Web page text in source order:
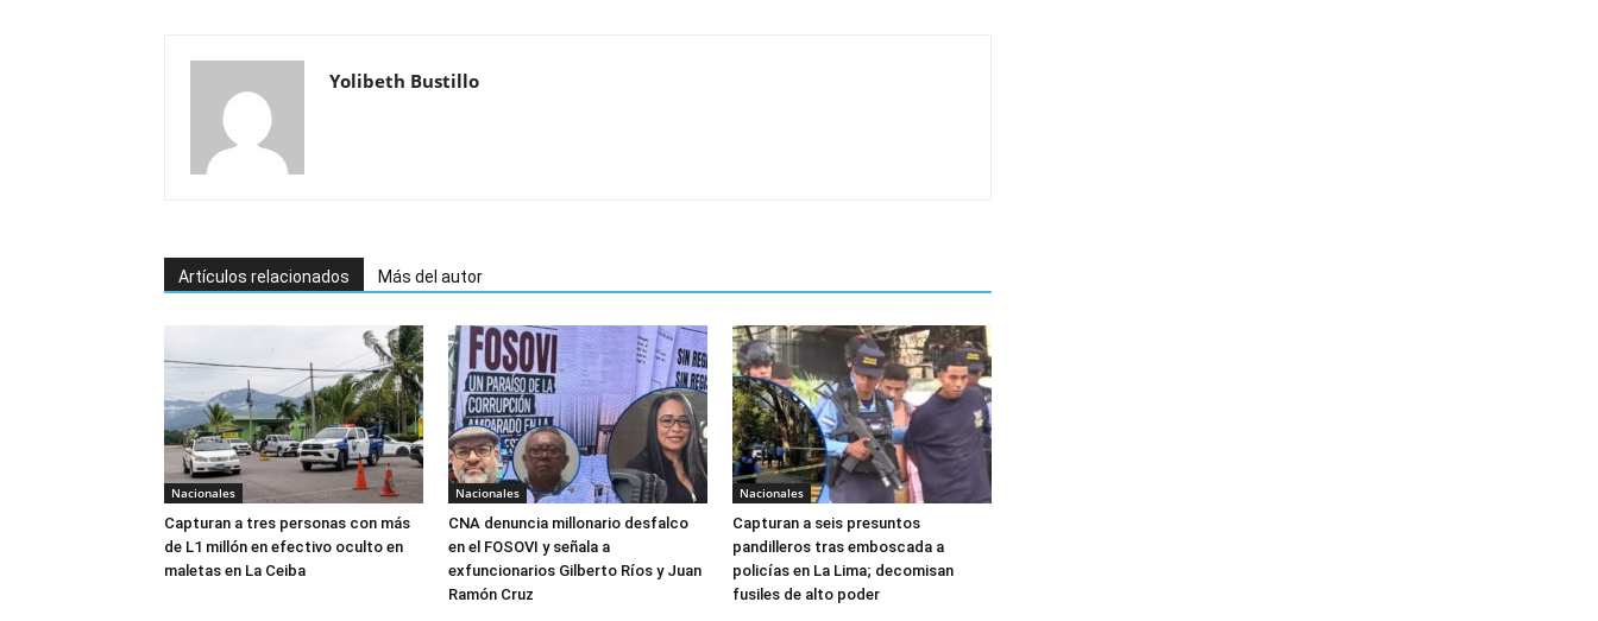
Yolibeth Bustillo
Artículos relacionados Más del autor
Nacionales
Capturan a tres personas con más
de L1 millón en efectivo oculto en
maletas en La Ceiba
Nacionales
CNA denuncia millonario desfalco
en el FOSOVI y señala a
exfuncionarios Gilberto Ríos y Juan
Ramón Cruz
Nacionales
Capturan a seis presuntos
pandilleros tras emboscada a
policías en La Lima; decomisan
fusiles de alto poder